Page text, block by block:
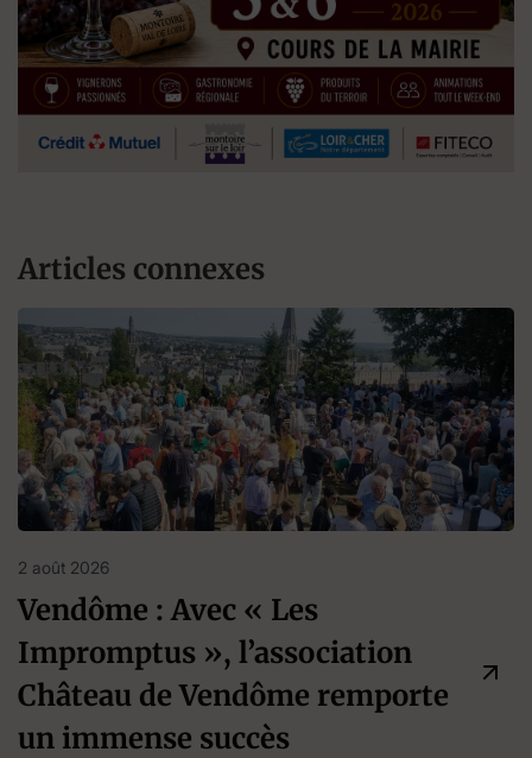
Articles connexes
2 août 2026
Vendôme : Avec « Les
Impromptus », l’association
Château de Vendôme remporte
un immense succès